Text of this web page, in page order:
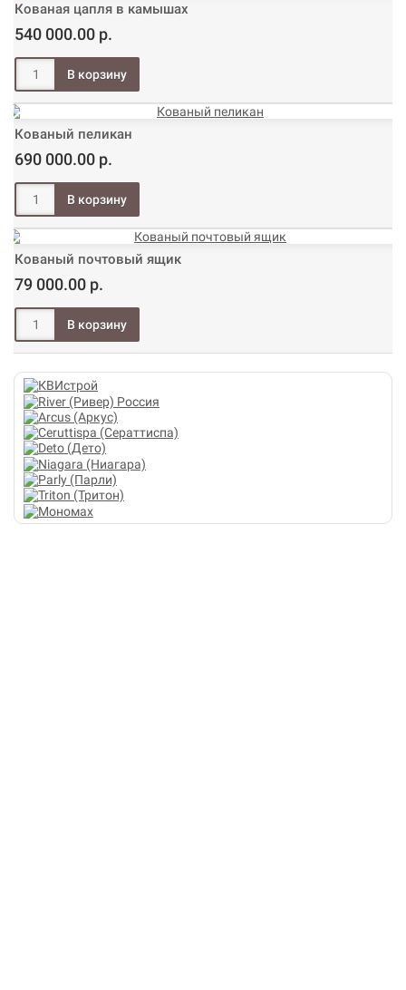
Кованая цапля в камышах
540 000.00 р.
Кованый пеликан
690 000.00 р.
Кованый почтовый ящик
79 000.00 р.